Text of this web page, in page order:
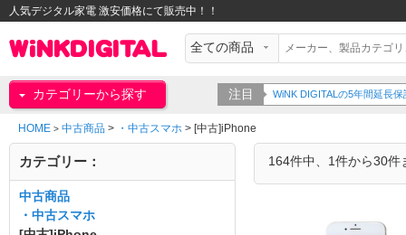
人気デジタル家電 激安価格にて販売中！！
カテゴリーから探す 注目
WiNK DIGITALの5年間延長保証をご紹介
HOME > 中古商品 > ・中古スマホ > [中古]iPhone
164件中、1件から30件
カテゴリー：
中古商品
・中古スマホ